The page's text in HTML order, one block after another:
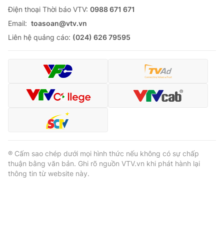
Ðiện thoại Thời báo VTV: 0988 671 671
Email: toasoan@vtv.vn
Liên hệ quảng cáo: (024) 626 79595
® Cấm sao chép dưới mọi hình thức nếu không có sự chấp
thuận bằng văn bản. Ghi rõ nguồn VTV.vn khi phát hành lại
thông tin từ website này.